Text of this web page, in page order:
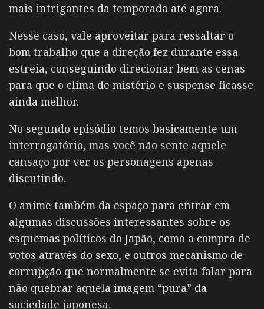
mais intrigantes da temporada até agora.
Nesse caso, vale aproveitar para ressaltar o
bom trabalho que a direção fez durante essa
estreia, conseguindo direcionar bem as cenas
para que o clima de mistério e suspense ficasse
ainda melhor.
No segundo episódio temos basicamente um
interrogatório, mas você não sente aquele
cansaço por ver os personagens apenas
discutindo.
O anime também da espaço para entrar em
algumas discussões interessantes sobre os
esquemas políticos do Japão, como a compra de
votos através do sexo, e outros mecanismo de
corrupção que normalmente se evita falar para
não quebrar aquela imagem “pura” da
sociedade japonesa.